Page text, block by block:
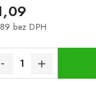
bez DPH